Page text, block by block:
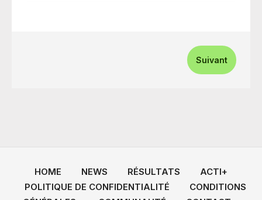
Suivant
HOME NEWS RÉSULTATS
ACTI+
POLITIQUE DE CONFIDENTIALITÉ
CONDITIONS